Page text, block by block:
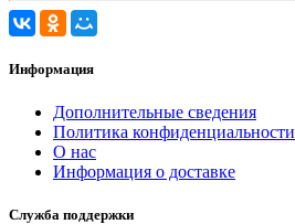
Информация
Дополнительные сведения
Политика конфиденциальности
О нас
Информация о доставке
Служба поддержки